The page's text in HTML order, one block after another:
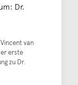
Dr.
van
erste
zu Dr.